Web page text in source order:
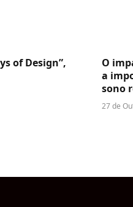
of Design”,
O
a
sono
27 de